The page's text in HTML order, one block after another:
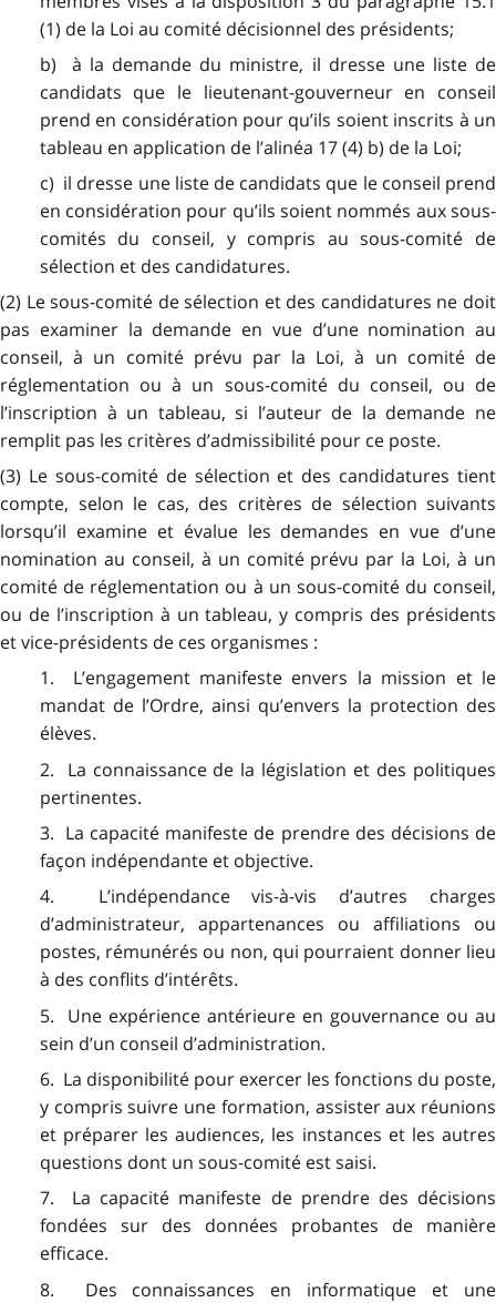
(1) de la Loi au comité décisionnel des présidents;
b) à la demande du ministre, il dresse une liste de
candidats que le lieutenant-gouverneur en conseil
prend en considération pour qu’ils soient inscrits à un
tableau en application de l’alinéa 17 (4) b) de la Loi;
c) il dresse une liste de candidats que le conseil prend
en considération pour qu’ils soient nommés aux sous-
comités du conseil, y compris au sous-comité de
sélection et des candidatures.
(2) Le sous-comité de sélection et des candidatures ne doit
pas examiner la demande en vue d’une nomination au
conseil, à un comité prévu par la Loi, à un comité de
réglementation ou à un sous-comité du conseil, ou de
l’inscription à un tableau, si l’auteur de la demande ne
remplit pas les critères d’admissibilité pour ce poste.
(3) Le sous-comité de sélection et des candidatures tient
compte, selon le cas, des critères de sélection suivants
lorsqu’il examine et évalue les demandes en vue d’une
nomination au conseil, à un comité prévu par la Loi, à un
comité de réglementation ou à un sous-comité du conseil,
ou de l’inscription à un tableau, y compris des présidents
et vice-présidents de ces organismes :
1. L’engagement manifeste envers la mission et le
mandat de l’Ordre, ainsi qu’envers la protection des
élèves.
2. La connaissance de la législation et des politiques
pertinentes.
3. La capacité manifeste de prendre des décisions de
façon indépendante et objective.
4. L’indépendance vis-à-vis d’autres charges
d’administrateur, appartenances ou affiliations ou
postes, rémunérés ou non, qui pourraient donner lieu
à des conflits d’intérêts.
5. Une expérience antérieure en gouvernance ou au
sein d’un conseil d’administration.
6. La disponibilité pour exercer les fonctions du poste,
y compris suivre une formation, assister aux réunions
et préparer les audiences, les instances et les autres
questions dont un sous-comité est saisi.
7. La capacité manifeste de prendre des décisions
fondées sur des données probantes de manière
efficace.
8. Des connaissances en informatique et une